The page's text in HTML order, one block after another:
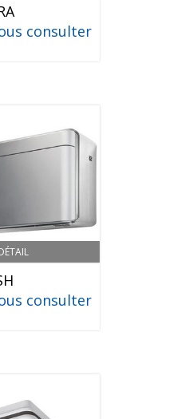
consulter
consulter